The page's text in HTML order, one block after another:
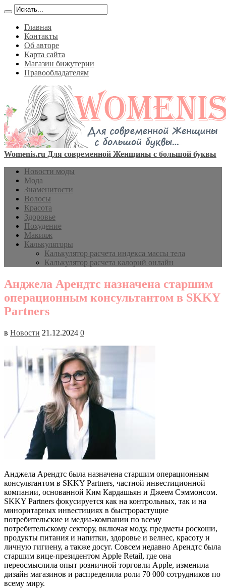
Главная
Контакты
Об авторе
Карта сайта
Магазин бижутерии
Правообладателям
Womenis.ru Для современной Женщины с большой буквы
Новости моды
Мода
Знаменитости
Волосы
Красота
Здоровье
Похудение
Макияж
Калькуляторы
Калькулятор расчета индекса массы тела
Калькулятор расчета калорий онлайн
Анджела Арендтс назначена старшим
операционным консультантом в SKKY
Partners
в Новости 21.12.2024 0
Анджела Арендтс была назначена старшим операционным
консультантом в SKKY Partners, частной инвестиционной
компании, основанной Ким Кардашьян и Джеем Сэммонсом.
SKKY Partners фокусируется как на контрольных, так и на
миноритарных инвестициях в быстрорастущие
потребительские и медиа-компании по всему
потребительскому сектору, включая моду, предметы роскоши,
продукты питания и напитки, здоровье и велнес, красоту и
личную гигиену, а также досуг. Совсем недавно Арендтс была
старшим вице-президентом Apple Retail, где она
переосмыслила опыт розничной торговли Apple, изменила
дизайн магазинов и распределила роли 70 000 сотрудников по
всему миру.